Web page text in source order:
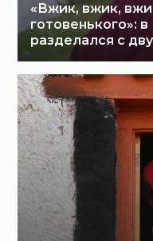
«Вжик, вжик,
готовенького»:
разделался с